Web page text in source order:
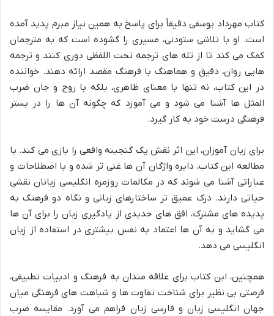
کتاب مهرداد یوسفی دقیقاً برای پاسخ به همین نیاز مبرم پدید آمده
است. او با تلاشی ستودنی، مسیری را گشوده است که به مترجمان
کمک می کند تا از تله های ترجمه تحت اللفظی دوری کنند و ترجمه
هایی روان، دقیق و هماهنگ با فرهنگ مقصد ارائه دهند. خواننده
در این کتاب، نه تنها با معنای ظاهری، بلکه با روح و جان ضرب
المثل ها آشنا می شود و می آموزد که چگونه آن ها را در بستر
فرهنگی درست خود به کار گیرد.
برای زبان آموزان، این اثر نقش یک گنجینه واقعی را بازی می کند. با
مطالعه این کتاب، دایره واژگان آن ها غنی تر شده و با اصطلاحات و
عباراتی آشنا می شوند که در مکالمات روزمره انگلیسی زبانان نقشی
حیاتی دارند. درک عمیق تر ساختارهای زبانی و نگاه دو فرهنگ به
پدیده های مشترک، افق های جدیدی از یادگیری زبان را برای آن ها
می گشاید و به آن ها اعتماد به نفس بیشتری در استفاده از زبان
انگلیسی می دهد.
همچنین، این کتاب برای علاقه مندان به فرهنگ و ادبیات تطبیقی،
فرصتی بی نظیر برای شناخت تفاوت ها و شباهت های فرهنگی میان
جهان انگلیسی زبان و فارسی زبان فراهم می آورد. مقایسه ضرب